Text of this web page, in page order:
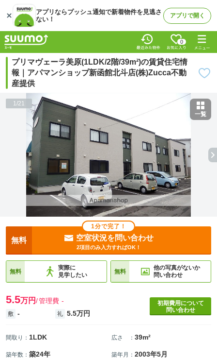
アプリならプッシュ通知で新着物件を見逃さ
ない！
アプリで開く
0
プリマヴェーラ美原(1LDK/2階/39m²)の賃貸住宅情
報｜アパマンショップ新函館北斗店(株)Zucca不動
産提供
1/21
一覧
1分で完了！
無料 空室状況を問い合わせ
2項目のみ入力すればOK！
無料
実際に
見学したい
無料
他の写真がないか
問い合わせ
5.5万円 管理費 -
敷 - 礼 5.5万円
初期費用について
問い合わせ
間取り ： 1LDK 広さ ： 39m²
築年数 ： 築24年 築年月 ： 2003年5月